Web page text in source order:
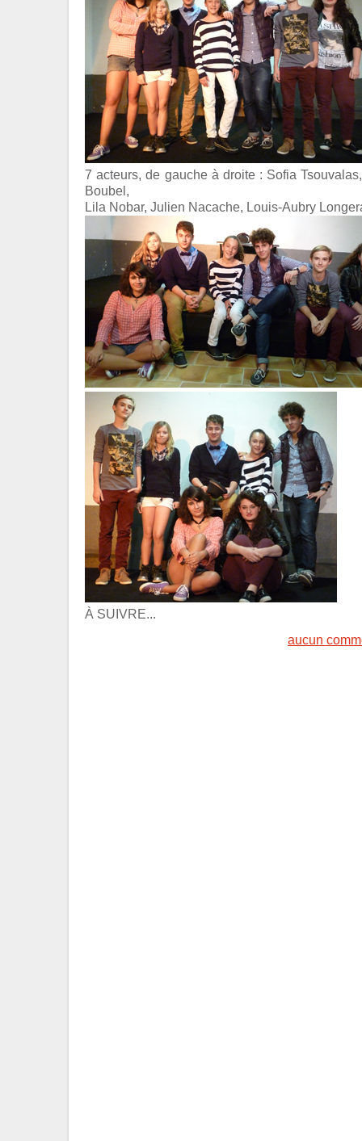
7 acteurs, de gauche à droite : Sofia
Boubel,
Lila Nobar, Julien Nacache, Louis-Aubry
À SUIVRE...
aucun